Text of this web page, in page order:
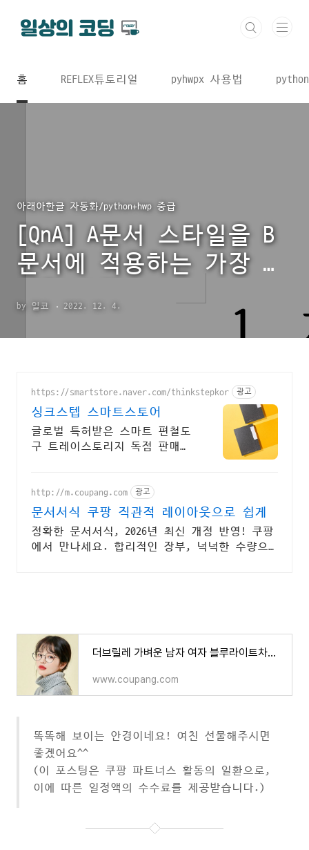
홈 REFLEX튜토리얼 pyhwpx 사용법
아래아한글 자동화/python+hwp 중급
[QnA] A문서 스타일을 B
문서에 적용하는 가장 간
by 일코 2022. 12. 4.
https://smartstore.naver.com/thinkstepkor 광고
싱크스텝 스마트스토어
글로벌 특허받은 스마트 편철도
구 트레이스토리지 독점 판매
http://m.coupang.com 광고
문서서식 쿠팡 직관적 레이아웃으로 쉽게
정확한 문서서식, 2026년 최신 개정 반영! 쿠팡
에서 만나세요. 합리적인 장부, 넉넉한 수량으
더브릴레 가벼운 남자 여자 블루라이트차단 안경
www.coupang.com
똑똑해 보이는 안경이네요! 여친 선물해주시면
좋겠어요^^
(이 포스팅은 쿠팡 파트너스 활동의 일환으로,
이에 따른 일정액의 수수료를 제공받습니다.)